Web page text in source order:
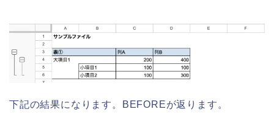
下記の結果になります。BEFOREが返ります。